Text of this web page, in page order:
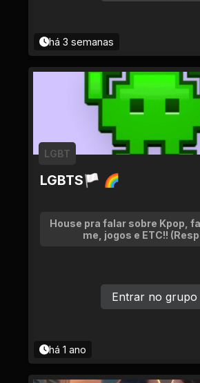
há 3 semanas
LGBTS🏳 🌈
LGBT
House pra falar sobre Kpop,
me, jogos e ETC!!
há 1 ano
Entrar no grupo